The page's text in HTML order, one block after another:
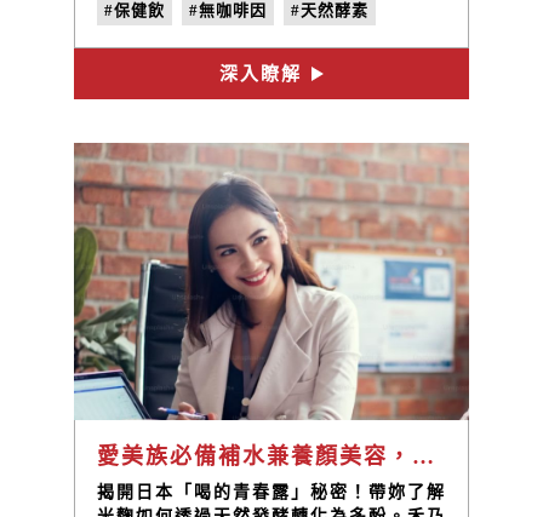
#保健飲 #無咖啡因 #天然酵素
#新陳代謝 #總多酚
深入瞭解
愛美族必備補水兼養顏美容，揭密日本流行的米麴茶 「喝的青春露」
揭開日本「喝的青春露」秘密！帶妳了解